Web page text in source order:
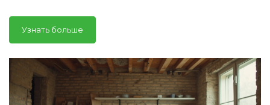
Узнать больше